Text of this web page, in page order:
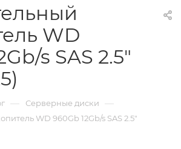
WD
s SAS 2.5"
— Серверные диски —
WD 960Gb 12Gb/s SAS 2.5"